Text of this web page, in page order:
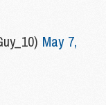
May 7,